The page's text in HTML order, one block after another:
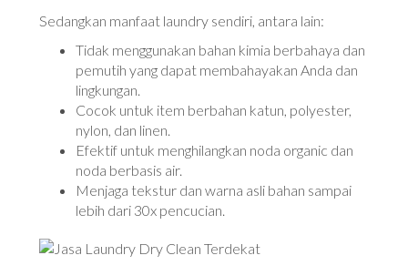
Sedangkan manfaat laundry sendiri, antara lain:
Tidak menggunakan bahan kimia berbahaya dan
pemutih yang dapat membahayakan Anda dan
lingkungan.
Cocok untuk item berbahan katun, polyester,
nylon, dan linen.
Efektif untuk menghilangkan noda organic dan
noda berbasis air.
Menjaga tekstur dan warna asli bahan sampai
lebih dari 30x pencucian.